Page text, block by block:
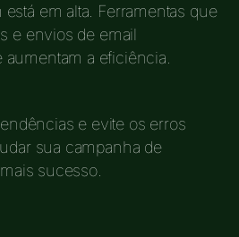
em alta. Ferramentas que
e envios de email
a eficiência.
e evite os erros
sua campanha de
sucesso.